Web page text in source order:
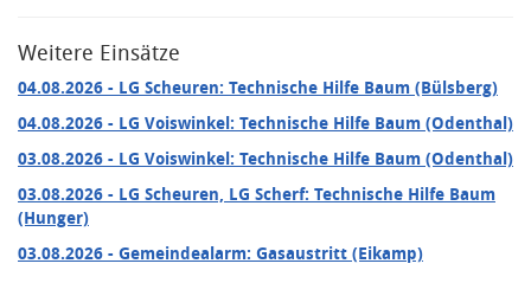
Weitere Einsätze
04.08.2026 - LG Scheuren: Technische Hilfe Baum (Bülsberg)
04.08.2026 - LG Voiswinkel: Technische Hilfe Baum (Odenthal)
03.08.2026 - LG Voiswinkel: Technische Hilfe Baum (Odenthal)
03.08.2026 - LG Scheuren, LG Scherf: Technische Hilfe Baum
(Hunger)
03.08.2026 - Gemeindealarm: Gasaustritt (Eikamp)